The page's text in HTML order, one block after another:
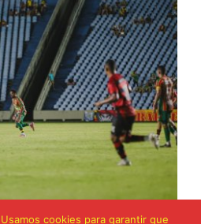
cookies para garantir que